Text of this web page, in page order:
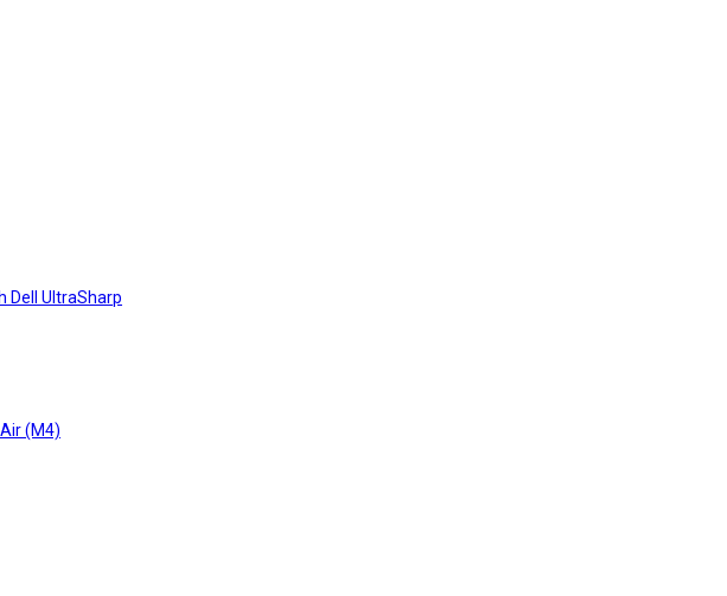
Dell UltraSharp
(M4)